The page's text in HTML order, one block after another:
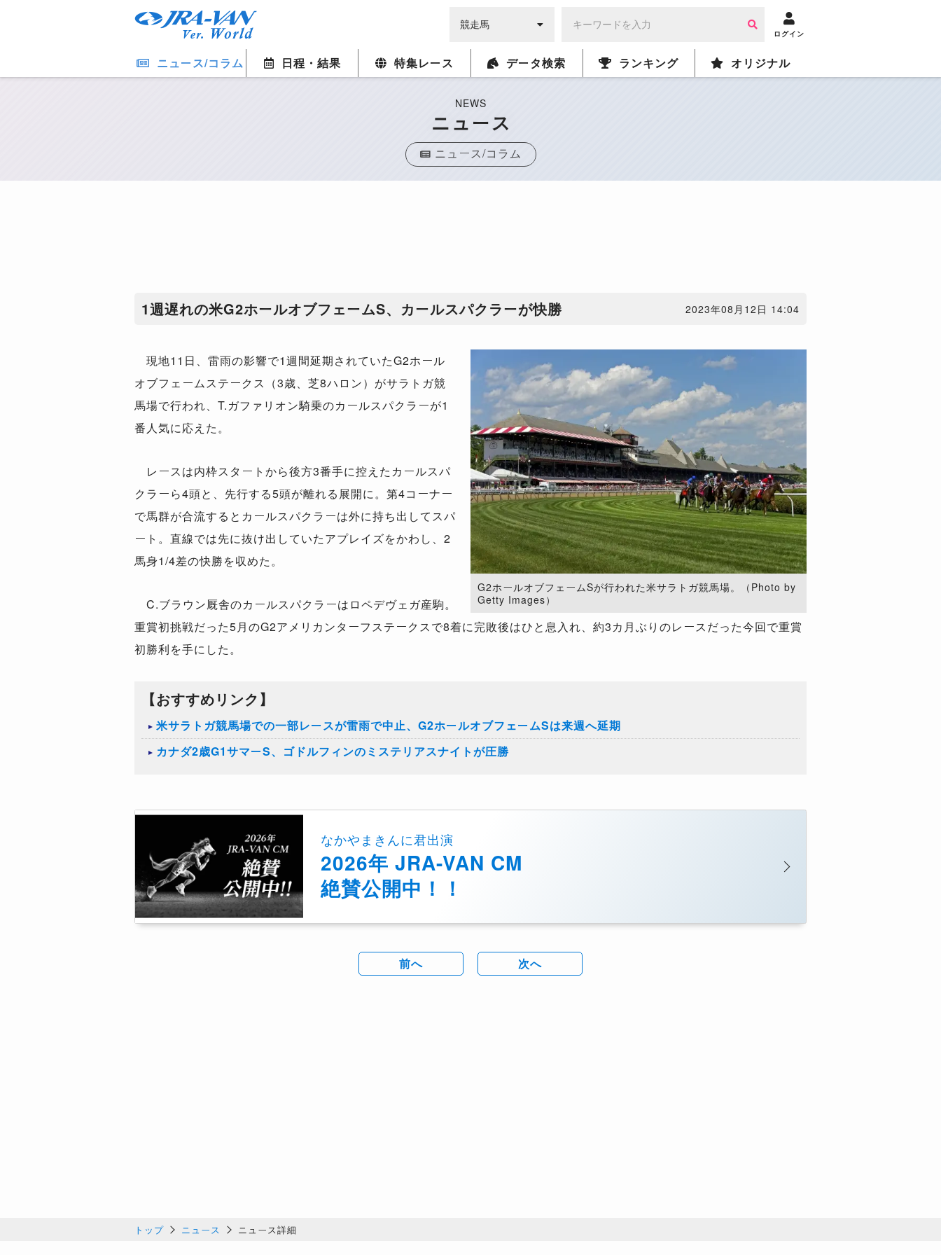
ログイン
ニュース/コラム 日程・結果 特集レース データ検索 ランキング オリジナル
NEWS
ニュース
ニュース/コラム
1週遅れの米G2ホールオブフェームS、カールスパクラーが快勝 2023年08月12日 14:04
G2ホールオブフェームSが行われた米サラトガ競馬場。（Photo by
Getty Images）
現地11日、雷雨の影響で1週間延期されていたG2ホール
オブフェームステークス（3歳、芝8ハロン）がサラトガ競
馬場で行われ、T.ガファリオン騎乗のカールスパクラーが1
番人気に応えた。
レースは内枠スタートから後方3番手に控えたカールスパ
クラーら4頭と、先行する5頭が離れる展開に。第4コーナー
で馬群が合流するとカールスパクラーは外に持ち出してスパ
ート。直線では先に抜け出していたアプレイズをかわし、2
馬身1/4差の快勝を収めた。
C.ブラウン厩舎のカールスパクラーはロペデヴェガ産駒。
重賞初挑戦だった5月のG2アメリカンターフステークスで8着に完敗後はひと息入れ、約3カ月ぶりのレースだった今回で重賞
初勝利を手にした。
【おすすめリンク】
米サラトガ競馬場での一部レースが雷雨で中止、G2ホールオブフェームSは来週へ延期
カナダ2歳G1サマーS、ゴドルフィンのミステリアスナイトが圧勝
なかやまきんに君出演
2026年 JRA-VAN CM
絶賛公開中！！
前へ 次へ
トップ ニュース ニュース詳細